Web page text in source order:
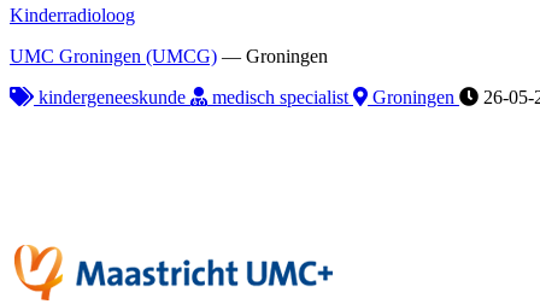
Kinderradioloog
UMC Groningen (UMCG) — Groningen
kindergeneeskunde
medisch specialist Groningen 26-05-